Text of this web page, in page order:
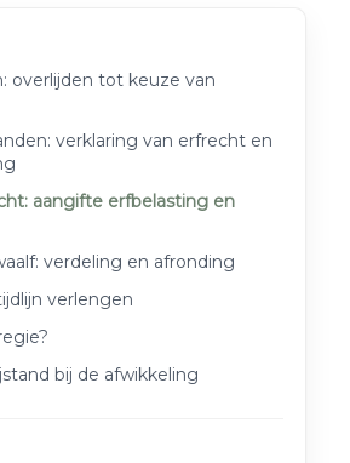
overlijden tot keuze van
verklaring van erfrecht en
aangifte erfbelasting en
verdeling en afronding
verlengen
bij de afwikkeling